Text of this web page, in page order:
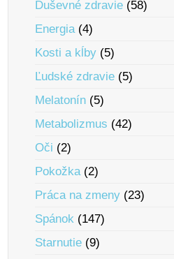
Duševné zdravie (58)
Energia(4)
Kosti a kĺby (5)
Ľudské zdravie (5)
Melatonín (5)
Metabolizmus (42)
Oči (2)
Pokožka(2)
Práca na zmeny (23)
Spánok (147)
Starnutie (9)